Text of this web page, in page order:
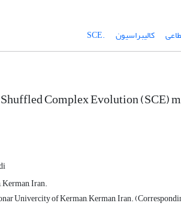
کالیبراسیون .SCE
Complex Evolution (SCE)
Iran.
Univercity of Kerman, Kerman, Iran.